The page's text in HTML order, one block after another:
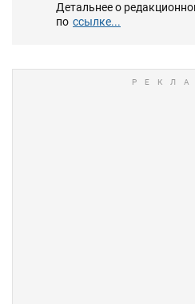
Детальнее о
по ссылке...